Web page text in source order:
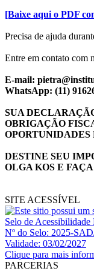
[Baixe aqui o PDF
Precisa de ajuda
Entre em contato com
E-mail:
WhatsApp: (11)
SUA
OBRIGAÇÃO
DESTINE SEU
OLGA KOS E
SITE ACESSÍVEL
Selo de Acessibilidade
Nº do Selo: 2025-
Validade: 03/02/2027
Clique para mais
PARCERIAS